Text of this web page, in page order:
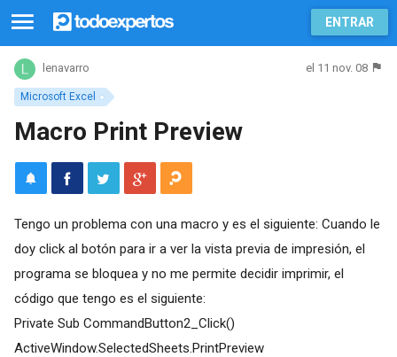
ENTRAR
Microsoft Excel
lenavarro el 11 nov. 08
Macro Print Preview
Tengo un problema con una macro y es el siguiente: Cuando le
doy click al botón para ir a ver la vista previa de impresión, el
programa se bloquea y no me permite decidir imprimir, el
código que tengo es el siguiente:
Private Sub CommandButton2_Click()
ActiveWindow.SelectedSheets.PrintPreview